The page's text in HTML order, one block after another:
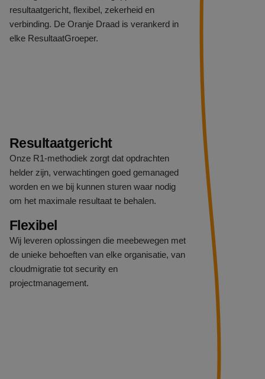
resultaatgericht, flexibel, zekerheid en
verbinding. De Oranje Draad is verankerd in
elke ResultaatGroeper.
Resultaatgericht
Onze R1-methodiek zorgt dat opdrachten
helder zijn, verwachtingen goed gemanaged
worden en we bij kunnen sturen waar nodig
om het maximale resultaat te behalen.
Flexibel
Wij leveren oplossingen die meebewegen met
de unieke behoeften van elke organisatie, van
cloudmigratie tot security en
projectmanagement.